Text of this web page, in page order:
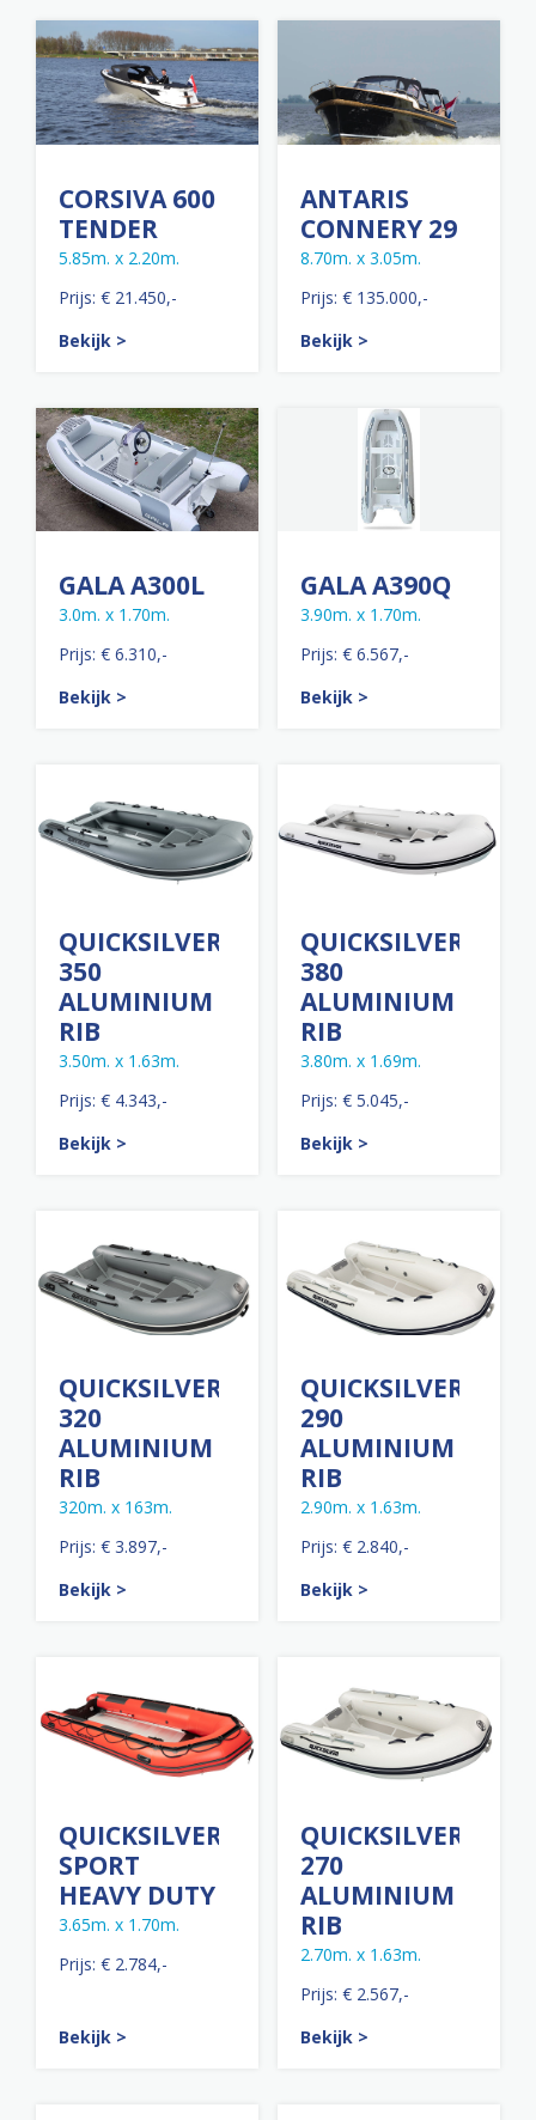
CORSIVA 600
TENDER
5.85m. x 2.20m.
Prijs: € 21.450,-
Bekijk >
ANTARIS
CONNERY 29
8.70m. x 3.05m.
Prijs: € 135.000,-
Bekijk >
GALA A300L
3.0m. x 1.70m.
Prijs: € 6.310,-
Bekijk >
GALA A390Q
3.90m. x 1.70m.
Prijs: € 6.567,-
Bekijk >
QUICKSILVER
350
ALUMINIUM
RIB
3.50m. x 1.63m.
Prijs: € 4.343,-
Bekijk >
QUICKSILVER
380
ALUMINIUM
RIB
3.80m. x 1.69m.
Prijs: € 5.045,-
Bekijk >
QUICKSILVER
320
ALUMINIUM
RIB
320m. x 163m.
Prijs: € 3.897,-
Bekijk >
QUICKSILVER
290
ALUMINIUM
RIB
2.90m. x 1.63m.
Prijs: € 2.840,-
Bekijk >
QUICKSILVER
SPORT
HEAVY DUTY
3.65m. x 1.70m.
Prijs: € 2.784,-
Bekijk >
QUICKSILVER
270
ALUMINIUM
RIB
2.70m. x 1.63m.
Prijs: € 2.567,-
Bekijk >